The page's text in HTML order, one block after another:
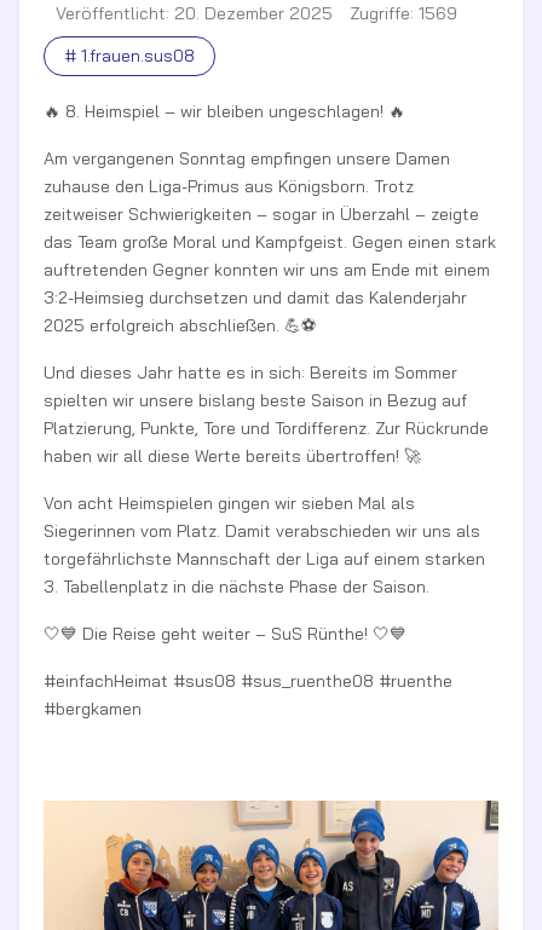
Veröffentlicht: 20. Dezember 2025
Zugriffe: 1569
# 1.frauen.sus08
🔥 8. Heimspiel – wir bleiben ungeschlagen! 🔥
Am vergangenen Sonntag empfingen unsere Damen
zuhause den Liga-Primus aus Königsborn. Trotz
zeitweiser Schwierigkeiten – sogar in Überzahl – zeigte
das Team große Moral und Kampfgeist. Gegen einen stark
auftretenden Gegner konnten wir uns am Ende mit einem
3:2-Heimsieg durchsetzen und damit das Kalenderjahr
2025 erfolgreich abschließen. 💪⚽
Und dieses Jahr hatte es in sich: Bereits im Sommer
spielten wir unsere bislang beste Saison in Bezug auf
Platzierung, Punkte, Tore und Tordifferenz. Zur Rückrunde
haben wir all diese Werte bereits übertroffen! 🚀
Von acht Heimspielen gingen wir sieben Mal als
Siegerinnen vom Platz. Damit verabschieden wir uns als
torgefährlichste Mannschaft der Liga auf einem starken
3. Tabellenplatz in die nächste Phase der Saison.
🤍💙 Die Reise geht weiter – SuS Rünthe! 🤍💙
#einfachHeimat #sus08 #sus_ruenthe08 #ruenthe
#bergkamen